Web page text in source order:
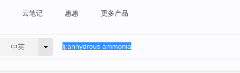
云笔记 惠惠 更多产品
中英